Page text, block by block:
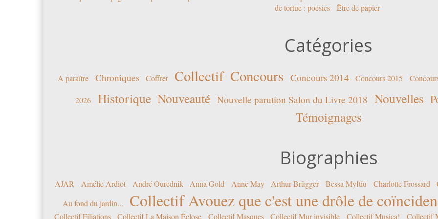
de tortue : poésies
Être de papier
Catégories
A paraître Chroniques Coffret Collectif Concours Concours 2014 Concours 2015
2026 Historique Nouveauté Nouvelle parution Salon du Livre 2018 Nouvelles
Témoignages
Biographies
AJAR Amélie Ardiot André Ourednik Anna Gold Anne May Arthur Brügger Bessa Myftiu Charlotte Frossard
Au fond du jardin...
Collectif Avouez que c'est une drôle de
Collectif Filiations Collectif La Maison Éclose Collectif Masques Collectif Mur invisible Collectif Musica! Collectif